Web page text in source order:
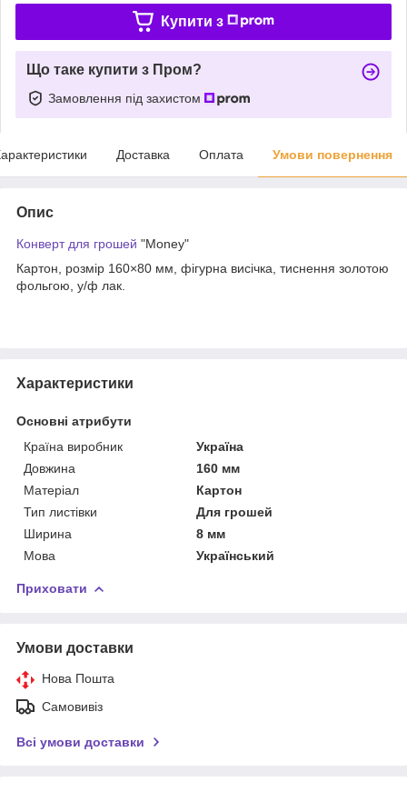
Купити з
Що таке купити з Пром?
Замовлення під захистом
Доставка Оплата Умови повернення
Опис
Конверт для грошей "Money"
Картон, розмір 160×80 мм, фігурна висічка, тиснення золотою
фольгою, у/ф лак.
Характеристики
Основні атрибути
Країна виробник
Україна
Довжина
160 мм
Матеріал
Картон
Тип листівки
Для грошей
Ширина
8 мм
Мова
Український
Приховати
Умови доставки
Нова Пошта
Самовивіз
Всі умови доставки